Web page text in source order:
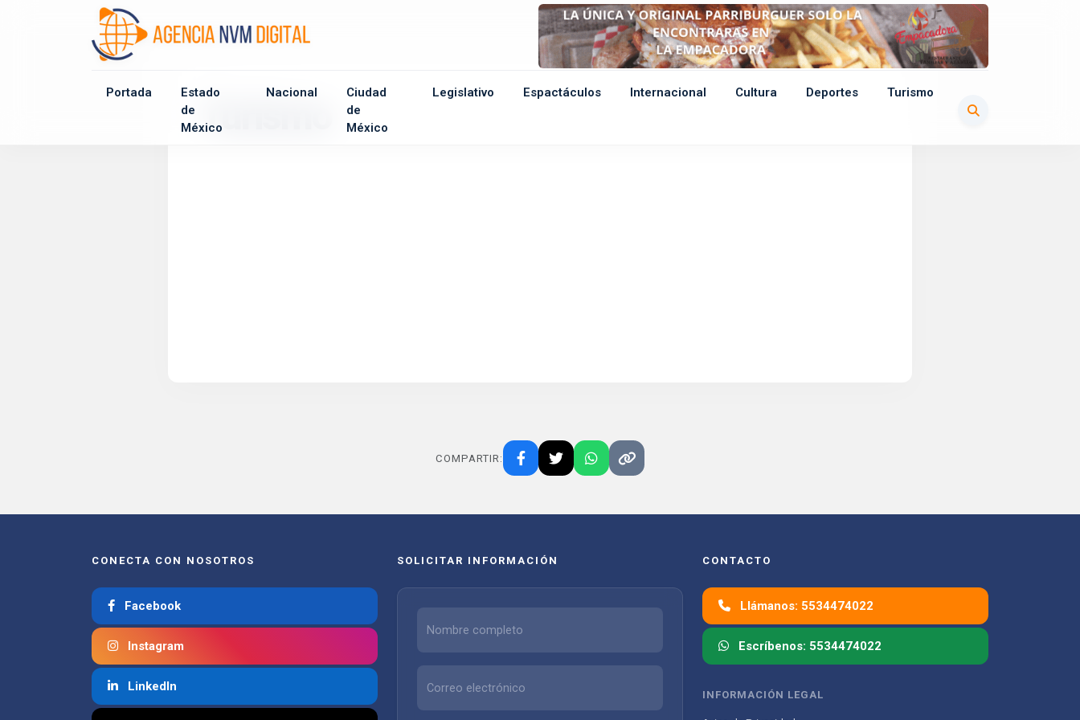
Portada
Estado
de
México
Nacional
Ciudad
de
México
Legislativo Espactáculos Internacional Cultura Deportes Turismo
Turismo
COMPARTIR:
CONECTA CON NOSOTROS
Facebook
Instagram
LinkedIn
SOLICITAR INFORMACIÓN CONTACTO
Llámanos: 5534474022
Escríbenos: 5534474022
INFORMACIÓN LEGAL